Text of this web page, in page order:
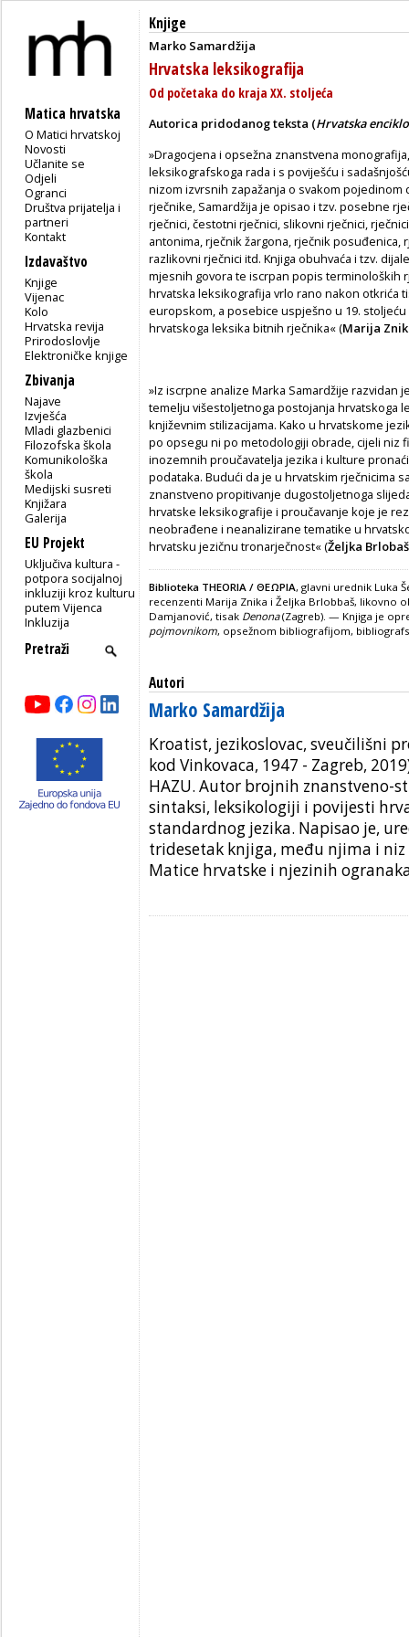
Matica hrvatska
O Matici hrvatskoj
Novosti
Učlanite se
Odjeli
Ogranci
Društva prijatelja i
partneri
Kontakt
Izdavaštvo
Knjige
Vijenac
Kolo
Hrvatska revija
Prirodoslovlje
Elektroničke knjige
Zbivanja
Najave
Izvješća
Mladi glazbenici
Filozofska škola
Komunikološka
škola
Medijski susreti
Knjižara
Galerija
EU Projekt
Uključiva kultura -
potpora socijalnoj
inkluziji kroz kulturu
putem Vijenca
Inkluzija
Knjige
Marko Samardžija
Hrvatska leksikografija
Od početaka do kraja XX. stoljeća
Autorica pridodanog teksta (Hrvatska
»Dragocjena i opsežna znanstvena
leksikografskoga rada i s poviješću i
nizom izvrsnih zapažanja o svakom
rječnike, Samardžija je opisao i tzv. posebne
rječnici, čestotni rječnici, slikovni rječnici,
antonima, rječnik žargona, rječnik
razlikovni rječnici itd. Knjiga obuhvaća i tzv.
mjesnih govora te iscrpan popis terminoloških
hrvatska leksikografija vrlo rano nakon otkrića
europskom, a posebice uspješno u 19.
hrvatskoga leksika bitnih rječnika« (Marija
»Iz iscrpne analize Marka Samardžije
temelju višestoljetnoga postojanja hrvatskoga
književnim stilizacijama. Kako u hrvatskome
po opsegu ni po metodologiji obrade, cijeli niz
inozemnih proučavatelja jezika i kulture
podataka. Budući da je u hrvatskim rječnicima
znanstveno propitivanje dugostoljetnoga
hrvatske leksikografije i proučavanje koje je
neobrađene i neanalizirane tematike u
hrvatsku jezičnu tronarječnost« (Željka Brlobaš
Biblioteka THEORIA / ΘΕΩΡΙΑ, glavni urednik Luka
recenzenti Marija Znika i Željka Brlobbaš, likovno
Damjanović, tisak Denona(Zagreb). — Knjiga je
pojmovnikom, opsežnom bibliografijom,
Autori
Marko Samardžija
Kroatist, jezikoslovac, sveučilišni
kod Vinkovaca, 1947 - Zagreb,
HAZU. Autor brojnih znanstveno-
sintaksi, leksikologiji i povijesti
standardnog jezika. Napisao je,
tridesetak knjiga, među njima i
Matice hrvatske i njezinih